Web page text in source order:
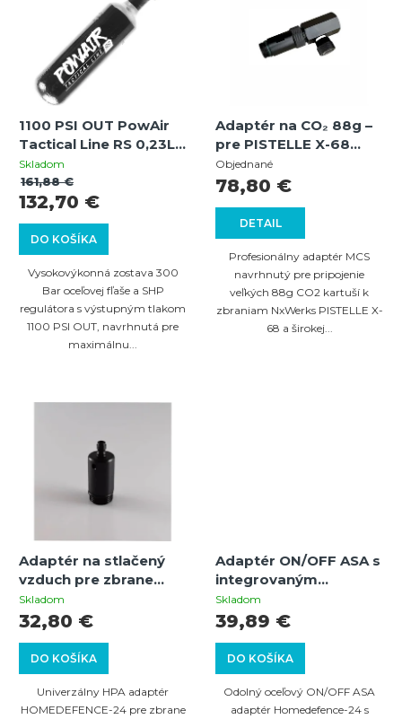
u
k
o
v
o
d
u
o
1100 PSI OUT PowAir
Tactical Line RS 0,23L /
15ci HP systém 300
Bar s regulátorom SHP
MaxReg
Skladom
DO KOŠÍKA
132,70 €
161,88 €
Vysokovýkonná zostava 300
Bar oceľovej fľaše a SHP
regulátora s výstupným tlakom
1100 PSI OUT, navrhnutá pre
maximálnu...
Adaptér na CO₂ 88g –
pre PISTELLE X-68
(MCS)
Objednané
DETAIL
78,80 €
Profesionálny adaptér MCS
navrhnutý pre pripojenie
veľkých 88g CO2 kartuší k
zbraniam NxWerks PISTELLE X-
68 a širokej...
Adaptér na stlačený
vzduch pre zbrane
Umarex T4E
Skladom
DO KOŠÍKA
32,80 €
Univerzálny HPA adaptér
HOMEDEFENCE-24 pre zbrane
Adaptér ON/OFF ASA s
integrovaným
manometrom pre HPA
vzduchové fľaše –
rýchle odvzdušnenie a
kontrola tlaku
Skladom
DO KOŠÍKA
39,89 €
Odolný oceľový ON/OFF ASA
adaptér Homedefence-24 s